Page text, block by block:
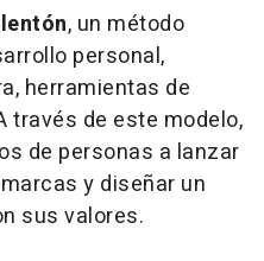
, un método
personal,
herramientas de
través de este modelo,
de personas a lanzar
y diseñar un
sus valores.